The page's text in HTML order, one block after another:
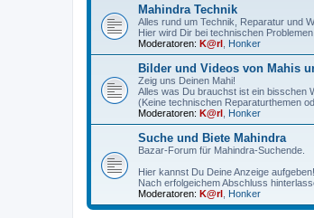
Mahindra Technik
Alles rund um Technik, Reparatur und
Hier wird Dir bei technischen
Moderatoren: K@rl Honker
Bilder und Videos von Mahis
Zeig uns Deinen Mahi!
Alles was Du brauchst ist ein bisschen
(Keine technischen Reparaturthemen
Moderatoren: K@rl Honker
Suche und Biete Mahindra
Bazar-Forum für Mahindra-Suchende.
Hier kannst Du Deine Anzeige aufgeben!
Nach erfolgeichem Abschluss
Moderatoren: K@rl Honker